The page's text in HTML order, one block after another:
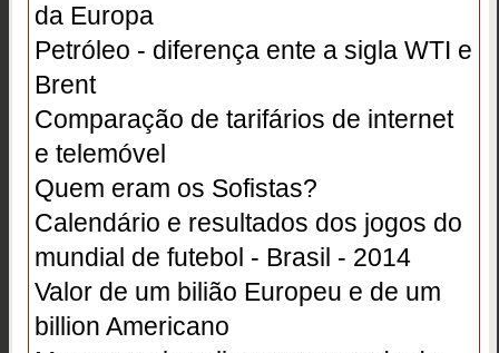
da Europa
Petróleo - diferença ente a sigla WTI e
Brent
Comparação de tarifários de internet
e telemóvel
Quem eram os Sofistas?
Calendário e resultados dos jogos do
mundial de futebol - Brasil - 2014
Valor de um bilião Europeu e de um
billion Americano